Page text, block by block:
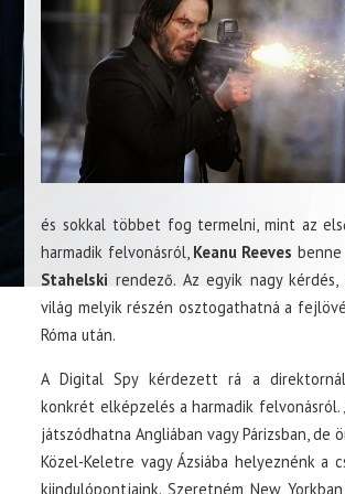
és sokkal többet fog termelni, mint az
harmadik felvonásról, Keanu Reeves benne
Stahelski rendező. Az egyik nagy
világ melyik részén osztogathatná a
Róma után.
A Digital Spy kérdezett rá a
konkrét elképzelés a harmadik felvonásról.
játszódhatna Angliában vagy Párizsban, de
Közel-Keletre vagy Ázsiába helyeznénk a
kiindulópontjaink. Szeretném New